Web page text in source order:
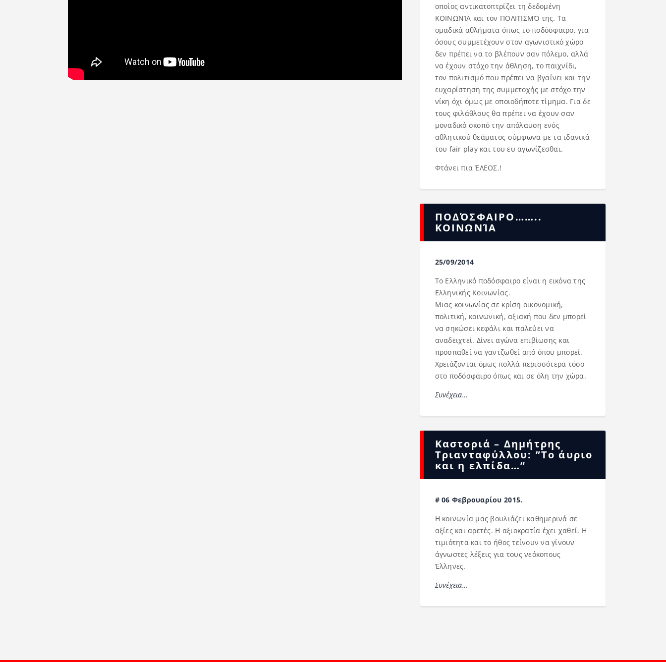
οποίος αντικατοπτρίζει τη δεδομένη
ΚΟΙΝΩΝΊΑ και τον ΠΟΛΙΤΙΣΜΌ της. Τα
ομαδικά αθλήματα όπως το ποδόσφαιρο, για
όσους συμμετέχουν στον αγωνιστικό χώρο
δεν πρέπει να το βλέπουν σαν πόλεμο, αλλά
να έχουν στόχο την άθληση, το παιχνίδι,
τον πολιτισμό που πρέπει να βγαίνει και την
ευχαρίστηση της συμμετοχής με στόχο την
νίκη όχι όμως με οποιοδήποτε τίμημα. Για δε
τους φιλάθλους θα πρέπει να έχουν σαν
μοναδικό σκοπό την απόλαυση ενός
αθλητικού θεάματος σύμφωνα με τα ιδανικά
του fair play και του ευ αγωνίζεσθαι.
Φτάνει πια ΈΛΕΟΣ.!
ΠΟΔΌΣΦΑΙΡΟ……..
ΚΟΙΝΩΝΊΑ
25/09/2014
Το Ελληνικό ποδόσφαιρο είναι η εικόνα της
Ελληνικής Κοινωνίας.
Μιας κοινωνίας σε κρίση οικονομική,
πολιτική, κοινωνική, αξιακή που δεν μπορεί
να σηκώσει κεφάλι και παλεύει να
αναδειχτεί. Δίνει αγώνα επιβίωσης και
προσπαθεί να γαντζωθεί από όπου μπορεί.
Χρειάζονται όμως πολλά περισσότερα τόσο
στο ποδόσφαιρο όπως και σε όλη την χώρα.
Συνέχεια…
Καστοριά – Δημήτρης
Τριανταφύλλου: ”Το άυριο
και η ελπίδα…”
# 06 Φεβρουαρίου 2015.
Η κοινωνία μας βουλιάζει καθημερινά σε
αξίες και αρετές. Η αξιοκρατία έχει χαθεί. Η
τιμιότητα και το ήθος τείνουν να γίνουν
άγνωστες λέξεις για τους νεόκοπους
Έλληνες.
Συνέχεια…